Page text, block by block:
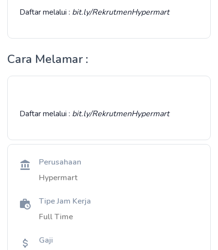
Daftar melalui : bit.ly/RekrutmenHypermart
Cara Melamar :
Daftar melalui : bit.ly/RekrutmenHypermart
Perusahaan
Hypermart
Tipe Jam Kerja
Full Time
Gaji